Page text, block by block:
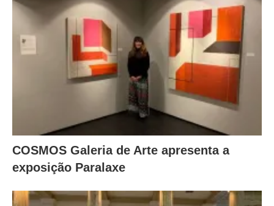
COSMOS Galeria de Arte apresenta a
exposição Paralaxe